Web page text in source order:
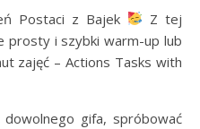
Postaci z Bajek
Z tej
prosty i szybki warm-up lub
zajęć – Actions Tasks with
gifa, spróbować